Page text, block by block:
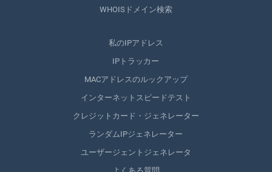
WHOISドメイン検索
私のIPアドレス
IPトラッカー
MACアドレスのルックアップ
インターネットスピードテスト
クレジットカード・ジェネレーター
ランダムIPジェネレーター
ユーザージェントジェネレータ